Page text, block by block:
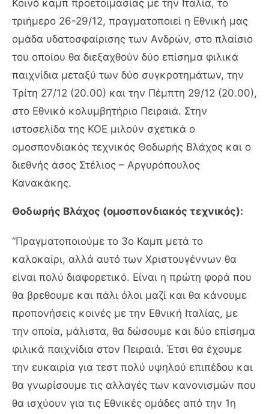
Κοινό καμπ προετοιμασίας με την Ιταλία, το
τριήμερο 26-29/12, πραγματοποιεί η Εθνική μας
ομάδα υδατοσφαίρισης των Ανδρών, στο πλαίσιο
του οποίου θα διεξαχθούν δύο επίσημα φιλικά
παιχνίδια μεταξύ των δύο συγκροτημάτων, την
Τρίτη 27/12 (20.00) και την Πέμπτη 29/12 (20.00),
στο Εθνικό κολυμβητήριο Πειραιά. Στην
ιστοσελίδα της ΚΟΕ μιλούν σχετικά ο
ομοσπονδιακός τεχνικός Θοδωρής Βλάχος και ο
διεθνής άσος Στέλιος – Αργυρόπουλος
Κανακάκης.
Θοδωρής Βλάχος (ομοσπονδιακός τεχνικός):
“Πραγματοποιούμε το 3ο Καμπ μετά το
καλοκαίρι, αλλά αυτό των Χριστουγέννων θα
είναι πολύ διαφορετικό. Είναι η πρώτη φορά που
θα βρεθουμε και πάλι όλοι μαζί και θα κάνουμε
προπονήσεις κοινές με την Εθνική Ιταλίας, με
την οποία, μάλιστα, θα δώσουμε και δύο επίσημα
φιλικά παιχνίδια στον Πειραιά. Έτσι θα έχουμε
την ευκαιρία για τεστ πολύ υψηλού επιπέδου και
θα γνωρίσουμε τις αλλαγές των κανονισμών που
θα ισχύουν για τις Εθνικές ομάδες από την 1η